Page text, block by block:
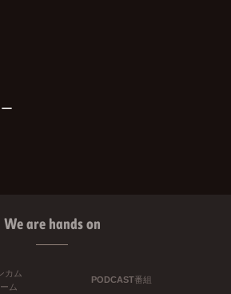
We are hands on
カム
ム
PODCAST番組